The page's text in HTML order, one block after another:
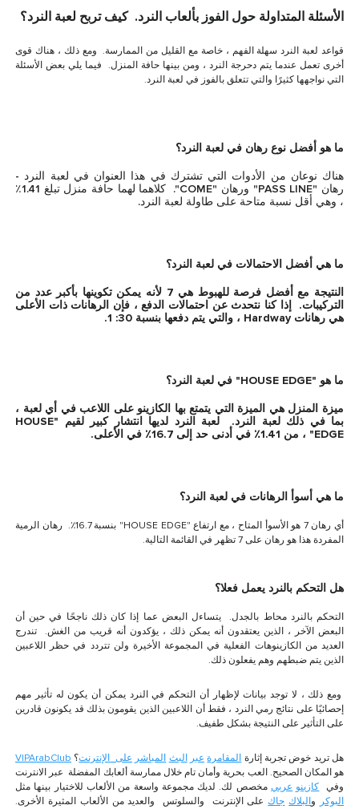
الأسئلة المتداولة حول الفوز بألعاب النرد. كيف تربح لعبة النرد؟
قواعد لعبة النرد سهلة الفهم ، خاصة مع القليل من الممارسة. ومع ذلك ، هناك قوى
أخرى تعمل عندما يتم دحرجة النرد ، ومن بينها حافة المنزل. فيما يلي بعض الأسئلة
التي نواجهها كثيرًا والتي تتعلق بالفوز في لعبة النرد.
ما هو أفضل نوع رهان في لعبة النرد؟
هناك نوعان من الأدوات التي تشترك في هذا العنوان في لعبة النرد -
رهان "PASS LINE" ورهان "COME". كلاهما لهما حافة منزل تبلغ 1.41٪
، وهي أقل نسبة متاحة على طاولة لعبة النرد.
ما هي أفضل الاحتمالات في لعبة النرد؟
النتيجة مع أفضل فرصة للهبوط هي 7 لأنه يمكن تكوينها بأكبر عدد من
التركيبات. إذا كنا نتحدث عن احتمالات الدفع ، فإن الرهانات ذات الأعلى
هي رهانات Hardway ، والتي يتم دفعها بنسبة 30: 1.
ما هو "HOUSE EDGE" في لعبة النرد؟
ميزة المنزل هي الميزة التي يتمتع بها الكازينو على اللاعب في أي لعبة ،
بما في ذلك لعبة النرد. لعبة النرد لديها انتشار كبير لقيم "HOUSE
EDGE" ، من 1.41٪ في أدنى حد إلى 16.7٪ في الأعلى.
ما هي أسوأ الرهانات في لعبة النرد؟
أي رهان 7 هو الأسوأ المتاح ، مع ارتفاع "HOUSE EDGE" بنسبة 16.7٪. رهان الرمية
المفردة هذا هو رهان على 7 تظهر في القائمة التالية.
هل التحكم بالنرد يعمل فعلا؟
التحكم بالنرد محاط بالجدل. يتساءل البعض عما إذا كان ذلك ناجحًا في حين أن
البعض الآخر ، الذين يعتقدون أنه يمكن ذلك ، يؤكدون أنه قريب من الغش. تندرج
العديد من الكازينوهات الفعلية في المجموعة الأخيرة ولن تتردد في حظر اللاعبين
الذين يتم ضبطهم وهم يفعلون ذلك.
ومع ذلك ، لا توجد بيانات لإظهار أن التحكم في النرد يمكن أن يكون له تأثير مهم
إحصائيًا على نتائج رمي النرد ، فقط أن اللاعبين الذين يقومون بذلك قد يكونون قادرين
على التأثير على النتيجة بشكل طفيف.
هل تريد خوض تجربة إثارة المقامرة عبر البث المباشر على الإنترنت؟ VIPArabClub
هو المكان الصحيح. العب بحرية وأمان تام خلال ممارسة ألعابك المفضلة عبر الانترنت
وفي كازينو عربيمخصص لك. لديك مجموعة واسعة من الألعاب للاختيار بينها مثل
البوكر والبلاك جاكعلى الإنترنت والسلوتس والعديد من الألعاب المثيرة الأخرى.